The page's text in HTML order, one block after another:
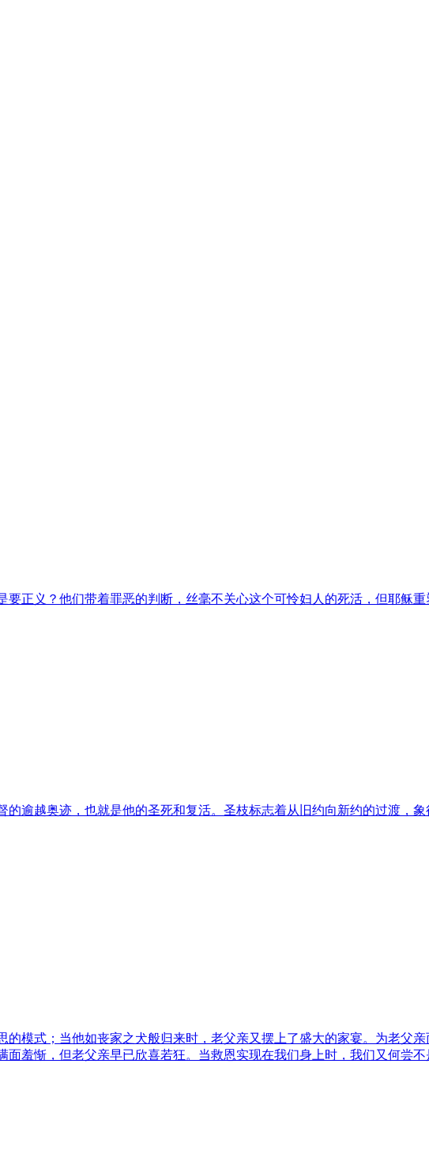
正义？他们带着罪恶的判断，丝毫不关心这个可怜妇人的死活，但耶稣重
逾越奥迹，也就是他的圣死和复活。圣枝标志着从旧约向新约的过渡，
模式；当他如丧家之犬般归来时，老父亲又摆上了盛大的家宴。为老父
羞惭，但老父亲早已欣喜若狂。当救恩实现在我们身上时，我们又何尝不